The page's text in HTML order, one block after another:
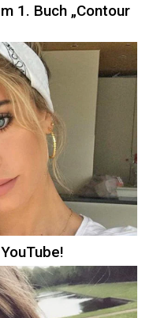
1. Buch „Contour